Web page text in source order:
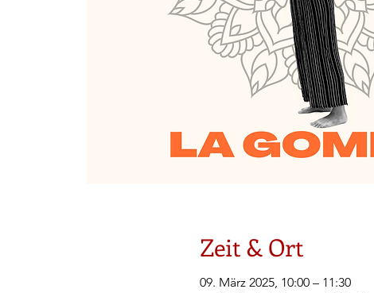
Zeit & Ort
09. März 2025, 10:00 – 11:30